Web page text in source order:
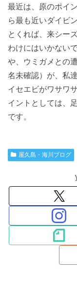
最近は、原のポイ
ら最も近いダイビ
とくれば、来シー
わけにはいかない
や、ウミガメとの
名未確認）が、私
イセエビがワサワ
イントとしては、
です。
屋久島・海川ブログ